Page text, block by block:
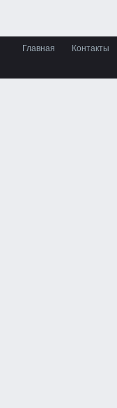
Главная Контакты